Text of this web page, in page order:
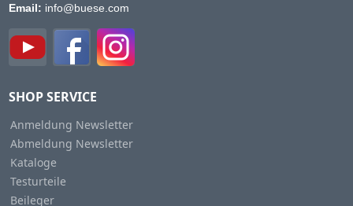
Email: info@buese.com
SHOP SERVICE
Anmeldung Newsletter
Abmeldung Newsletter
Kataloge
Testurteile
Beileger